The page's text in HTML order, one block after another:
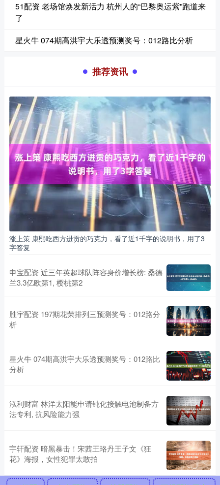
51配资 老场馆焕发新活力 杭州人的“巴黎奥运紫”跑道来
了
星火牛 074期高洪宇大乐透预测奖号：012路比分析
推荐资讯
涨上策 康熙吃西方进贡的巧克力，看了近1千字的说明书，用了3
字答复
申宝配资 近三年英超球队阵容身价增长榜: 桑德
兰3.3亿欧第1, 樱桃第2
胜宇配资 197期花荣排列三预测奖号：012路分
析
星火牛 074期高洪宇大乐透预测奖号：012路比
分析
泓利财富 林洋太阳能申请钝化接触电池制备方
法专利, 抗风险能力强
宇轩配资 暗黑暴击！宋茜王珞丹王子文《狂
花》海报，女性犯罪太敢拍